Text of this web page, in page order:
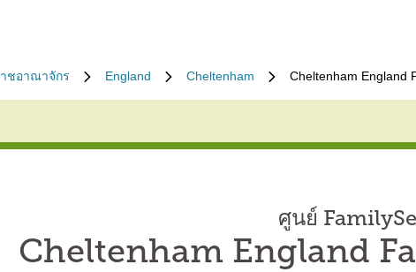
ชอาณาจักร England Cheltenham Cheltenham England
ศูนย์
Cheltenham England